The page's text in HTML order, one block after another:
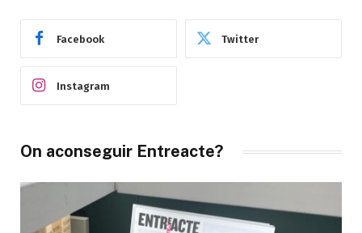
Facebook Twitter
Instagram
On aconseguir Entreacte?